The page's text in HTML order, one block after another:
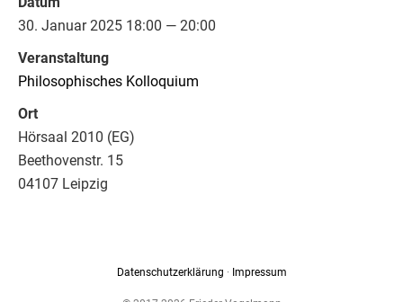
30. Januar 2025 18:00 — 20:00
Veranstaltung
Philosophisches Kolloquium
Ort
Hörsaal 2010 (EG)
Beethovenstr. 15
04107 Leipzig
Datenschutzerklärung · Impressum